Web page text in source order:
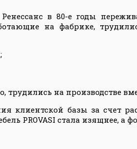
в 80-е годы
на фабрике,
на производстве
клиентской базы за счет
PROVASI стала изящнее, а